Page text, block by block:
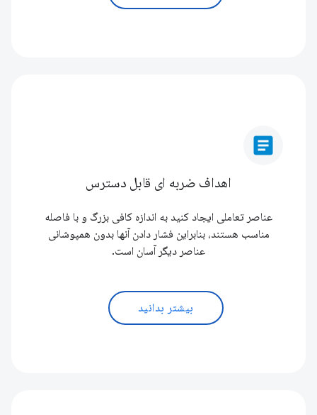
article
اهداف ضربه ای قابل دسترس
عناصر تعاملی ایجاد کنید به اندازه کافی بزرگ و با فاصله
مناسب هستند، بنابراین فشار دادن آنها بدون همپوشانی
عناصر دیگر آسان است.
بیشتر بدانید